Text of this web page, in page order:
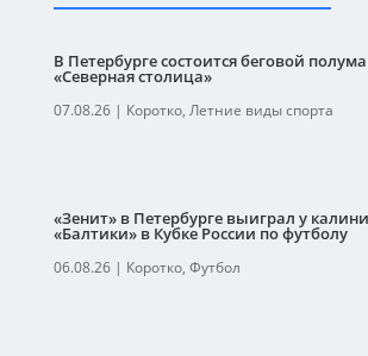
В Петербурге состоится беговой
«Северная столица»
07.08.26| Коротко, Летние виды спорта
«Зенит» в Петербурге выиграл у
«Балтики» в Кубке России по футболу
06.08.26| Коротко, Футбол